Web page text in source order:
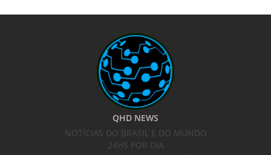
QHD NEWS
NOTÍCIAS DO BRASIL E DO MUNDO
24HS POR DIA